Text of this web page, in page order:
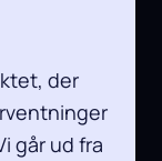
der
går ud fra